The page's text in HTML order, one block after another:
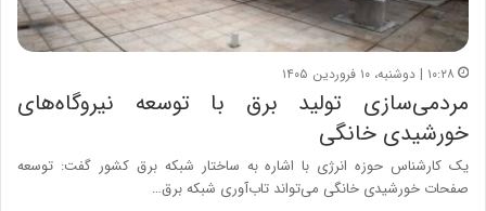
۱۰:۲۸ | دوشنبه، ۱۰ فروردین ۱۴۰۵
مردمی‌سازی تولید برق با توسعه نیروگاه‌های
خورشیدی خانگی
یک کارشناس حوزه انرژی با اشاره به ساختار شبکه برق کشور گفت: توسعه
صفحات خورشیدی خانگی می‌تواند تاب‌آوری شبکه برق…